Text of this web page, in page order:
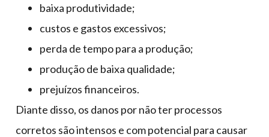
baixa produtividade;
custos e gastos excessivos;
perda de tempo para a produção;
produção de baixa qualidade;
prejuízos financeiros.
Diante disso, os danos por não ter processos
corretos são intensos e com potencial para causar